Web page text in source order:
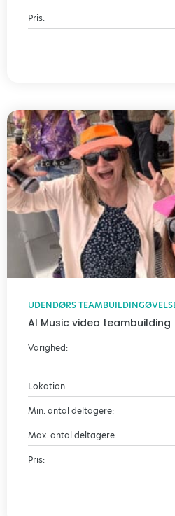
Pris:
UDENDØRS
AI Music video teambuilding
Varighed:
Lokation:
Min. antal deltagere:
Max. antal deltagere:
Pris: